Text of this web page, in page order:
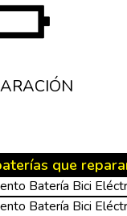
que
Batería Bici
Batería Bici